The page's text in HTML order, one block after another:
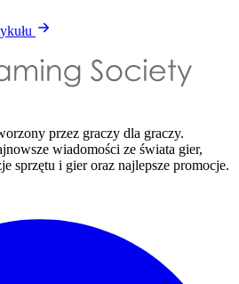
przez graczy dla graczy.
wiadomości ze świata gier,
sprzętu i gier oraz najlepsze promocje.